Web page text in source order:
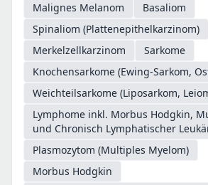
Malignes Melanom
Basaliom
Spinaliom (Plattenepithelkarzinom)
Merkelzellkarzinom
Sarkome
Knochensarkome (Ewing-Sarkom,
Weichteilsarkome (Liposarkom,
Lymphome inkl. Morbus Hodgkin,
und Chronisch Lymphatischer
Plasmozytom (Multiples Myelom)
Morbus Hodgkin